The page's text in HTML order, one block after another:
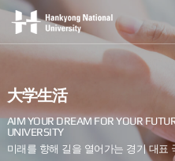
大学生活